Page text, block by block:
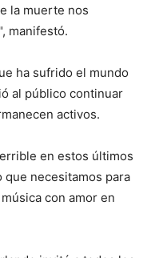
la muerte nos
manifestó.
ha sufrido el mundo
al público continuar
activos.
en estos últimos
que necesitamos para
con amor en